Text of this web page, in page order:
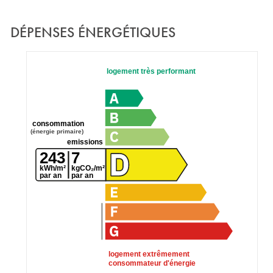
DÉPENSES ÉNERGÉTIQUES
logement très performant
logement extrêmement
consommateur d'énergie
243
kWh/m²
par an
consommation
(énergie primaire)
7
kgCO₂/m²
par an
emissions